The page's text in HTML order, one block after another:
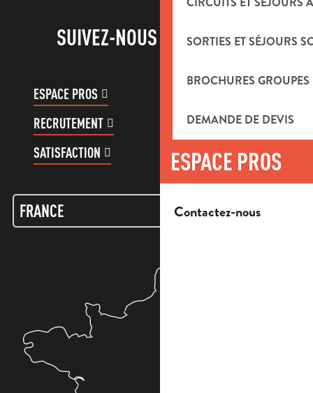
SORTIES ET SÉJOURS
BROCHURES GROUPES
DEMANDE DE DEVIS
ESPACE PROS
Contactez-nous
SUIVEZ-NOUS !
ESPACE PROS
RECRUTEMENT
COMPTE CLIENT
SATISFACTION